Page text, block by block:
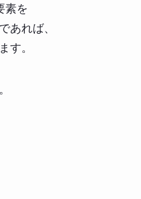
素を
あれば、
す。